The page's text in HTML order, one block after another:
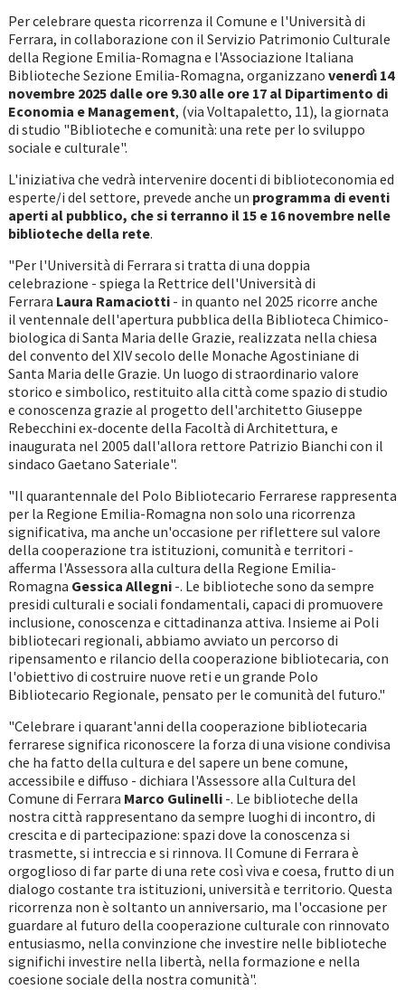
Per celebrare questa ricorrenza il Comune e l'Università di
Ferrara, in collaborazione con il Servizio Patrimonio Culturale
della Regione Emilia-Romagna e l'Associazione Italiana
Biblioteche Sezione Emilia-Romagna, organizzano venerdì 14
novembre 2025 dalle ore 9.30 alle ore 17 al Dipartimento di
Economia e Management, (via Voltapaletto, 11), la giornata
di studio "Biblioteche e comunità: una rete per lo sviluppo
sociale e culturale".
L'iniziativa che vedrà intervenire docenti di biblioteconomia ed
esperte/i del settore, prevede anche un programma di eventi
aperti al pubblico, che si terranno il 15 e 16 novembre nelle
biblioteche della rete.
"Per l'Università di Ferrara si tratta di una doppia
celebrazione - spiega la Rettrice dell'Università di
Ferrara Laura Ramaciotti - in quanto nel 2025 ricorre anche
il ventennale dell'apertura pubblica della Biblioteca Chimico-
biologica di Santa Maria delle Grazie, realizzata nella chiesa
del convento del XIV secolo delle Monache Agostiniane di
Santa Maria delle Grazie. Un luogo di straordinario valore
storico e simbolico, restituito alla città come spazio di studio
e conoscenza grazie al progetto dell'architetto Giuseppe
Rebecchini ex-docente della Facoltà di Architettura, e
inaugurata nel 2005 dall'allora rettore Patrizio Bianchi con il
sindaco Gaetano Sateriale".
"Il quarantennale del Polo Bibliotecario Ferrarese rappresenta
per la Regione Emilia-Romagna non solo una ricorrenza
significativa, ma anche un'occasione per riflettere sul valore
della cooperazione tra istituzioni, comunità e territori -
afferma l'Assessora alla cultura della Regione Emilia-
Romagna Gessica Allegni -. Le biblioteche sono da sempre
presidi culturali e sociali fondamentali, capaci di promuovere
inclusione, conoscenza e cittadinanza attiva. Insieme ai Poli
bibliotecari regionali, abbiamo avviato un percorso di
ripensamento e rilancio della cooperazione bibliotecaria, con
l'obiettivo di costruire nuove reti e un grande Polo
Bibliotecario Regionale, pensato per le comunità del futuro."
"Celebrare i quarant'anni della cooperazione bibliotecaria
ferrarese significa riconoscere la forza di una visione condivisa
che ha fatto della cultura e del sapere un bene comune,
accessibile e diffuso - dichiara l'Assessore alla Cultura del
Comune di Ferrara Marco Gulinelli -. Le biblioteche della
nostra città rappresentano da sempre luoghi di incontro, di
crescita e di partecipazione: spazi dove la conoscenza si
trasmette, si intreccia e si rinnova. Il Comune di Ferrara è
orgoglioso di far parte di una rete così viva e coesa, frutto di un
dialogo costante tra istituzioni, università e territorio. Questa
ricorrenza non è soltanto un anniversario, ma l'occasione per
guardare al futuro della cooperazione culturale con rinnovato
entusiasmo, nella convinzione che investire nelle biblioteche
significhi investire nella libertà, nella formazione e nella
coesione sociale della nostra comunità".